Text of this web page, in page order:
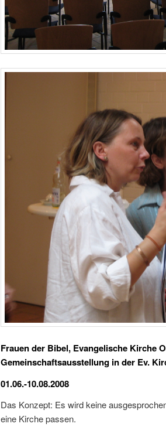
Frauen der Bibel, Evangelische Kirche
Gemeinschaftsausstellung in der Ev.
01.06.-10.08.2008
Das Konzept: Es wird keine
eine Kirche passen.